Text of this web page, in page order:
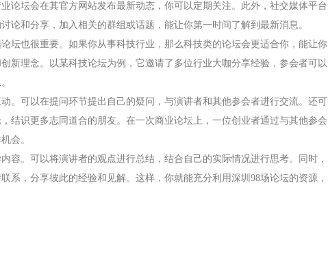
论坛会在其官方网站发布最新动态，你可以定期关注。此外，社交媒体平台
论和分享，加入相关的群组或话题，能让你第一时间了解到最新消息。
坛也很重要。如果你从事科技行业，那么科技类的论坛会更适合你，能让你
新理念。以某科技论坛为例，它邀请了多位行业大咖分享经验，参会者可以
。可以在提问环节提出自己的疑问，与演讲者和其他参会者进行交流。还可
结识更多志同道合的朋友。在一次商业论坛上，一位创业者通过与其他参会
会。
容。可以将演讲者的观点进行总结，结合自己的实际情况进行思考。同时，
系，分享彼此的经验和见解。这样，你就能充分利用深圳98场论坛的资源，